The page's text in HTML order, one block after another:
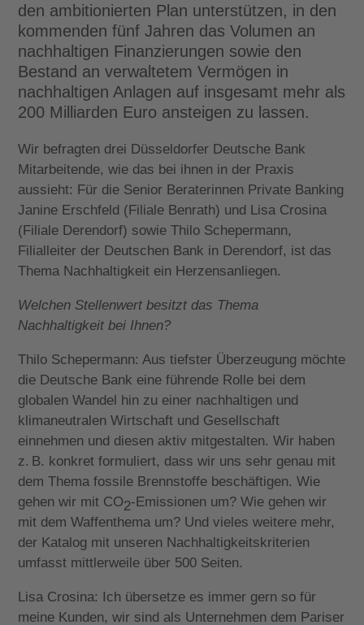
den ambitionierten Plan unterstützen, in den
kommenden fünf Jahren das Volumen an
nachhaltigen Finanzierungen sowie den
Bestand an verwaltetem Vermögen in
nachhaltigen Anlagen auf insgesamt mehr als
200 Milliarden Euro ansteigen zu lassen.
Wir befragten drei Düsseldorfer Deutsche Bank
Mitarbeitende, wie das bei ihnen in der Praxis
aussieht: Für die Senior Beraterinnen Private Banking
Janine Erschfeld (Filiale Benrath) und Lisa Crosina
(Filiale Derendorf) sowie Thilo Schepermann,
Filialleiter der Deutschen Bank in Derendorf, ist das
Thema Nachhaltigkeit ein Herzensanliegen.
Welchen Stellenwert besitzt das Thema
Nachhaltigkeit bei Ihnen?
Thilo Schepermann: Aus tiefster Überzeugung möchte
die Deutsche Bank eine führende Rolle bei dem
globalen Wandel hin zu einer nachhaltigen und
klimaneutralen Wirtschaft und Gesellschaft
einnehmen und diesen aktiv mitgestalten. Wir haben
z. B. konkret formuliert, dass wir uns sehr genau mit
dem Thema fossile Brennstoffe beschäftigen. Wie
gehen wir mit CO2-Emissionen um? Wie gehen wir
mit dem Waffenthema um? Und vieles weitere mehr,
der Katalog mit unseren Nachhaltigkeitskriterien
umfasst mittlerweile über 500 Seiten.
Lisa Crosina: Ich übersetze es immer gern so für
meine Kunden, wir sind als Unternehmen dem Pariser